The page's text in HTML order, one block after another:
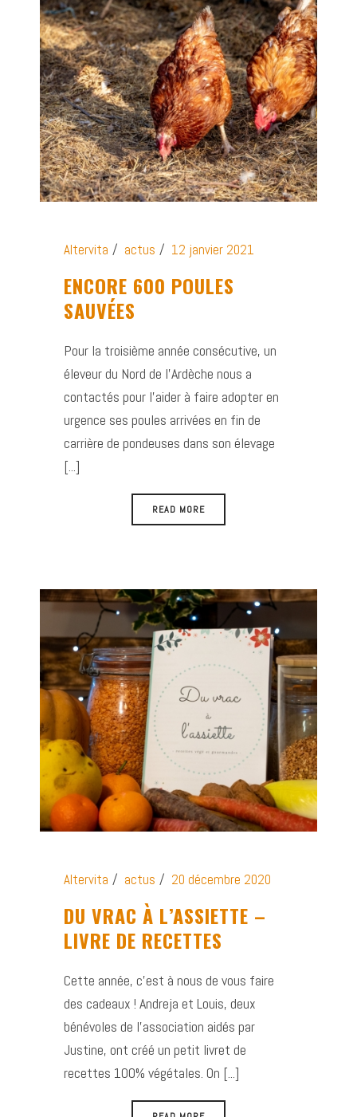
Altervita actus 12 janvier 2021
ENCORE 600 POULES
SAUVÉES
Pour la troisième année consécutive, un
éleveur du Nord de l’Ardèche nous a
contactés pour l’aider à faire adopter en
urgence ses poules arrivées en fin de
carrière de pondeuses dans son élevage
[...]
READ MORE
Altervita actus 20 décembre 2020
DU VRAC À L’ASSIETTE –
LIVRE DE RECETTES
Cette année, c’est à nous de vous faire
des cadeaux ! Andreja et Louis, deux
bénévoles de l’association aidés par
Justine, ont créé un petit livret de
recettes 100% végétales. On [...]